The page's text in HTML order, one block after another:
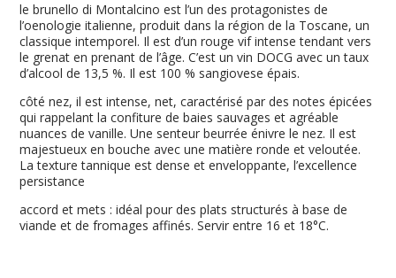
le brunello di Montalcino est l’un des protagonistes de
l’oenologie italienne, produit dans la région de la Toscane, un
classique intemporel. Il est d’un rouge vif intense tendant vers
le grenat en prenant de l’âge. C’est un vin DOCG avec un taux
d’alcool de 13,5 %. Il est 100 % sangiovese épais.
côté nez, il est intense, net, caractérisé par des notes épicées
qui rappelant la confiture de baies sauvages et agréable
nuances de vanille. Une senteur beurrée énivre le nez. Il est
majestueux en bouche avec une matière ronde et veloutée.
La texture tannique est dense et enveloppante, l’excellence
persistance
accord et mets : idéal pour des plats structurés à base de
viande et de fromages affinés. Servir entre 16 et 18°C.